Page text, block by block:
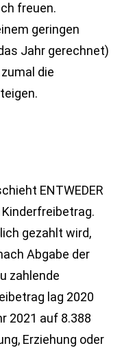
freuen.
geringen
Jahr gerechnet)
die
ENTWEDER
Kinderfreibetrag.
gezahlt wird,
Abgabe der
zahlende
lag 2020
2021 auf 8.388
Erziehung oder